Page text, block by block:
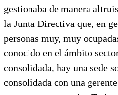
gestionaba de manera
la Junta Directiva que, en
personas muy, muy
conocido en el ámbito
consolidada, hay una sede
consolidada con una